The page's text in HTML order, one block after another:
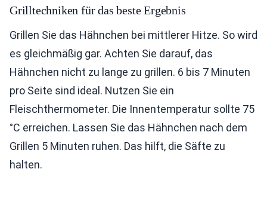
Grilltechniken für das beste Ergebnis
Grillen Sie das Hähnchen bei mittlerer Hitze. So wird
es gleichmäßig gar. Achten Sie darauf, das
Hähnchen nicht zu lange zu grillen. 6 bis 7 Minuten
pro Seite sind ideal. Nutzen Sie ein
Fleischthermometer. Die Innentemperatur sollte 75
°C erreichen. Lassen Sie das Hähnchen nach dem
Grillen 5 Minuten ruhen. Das hilft, die Säfte zu
halten.